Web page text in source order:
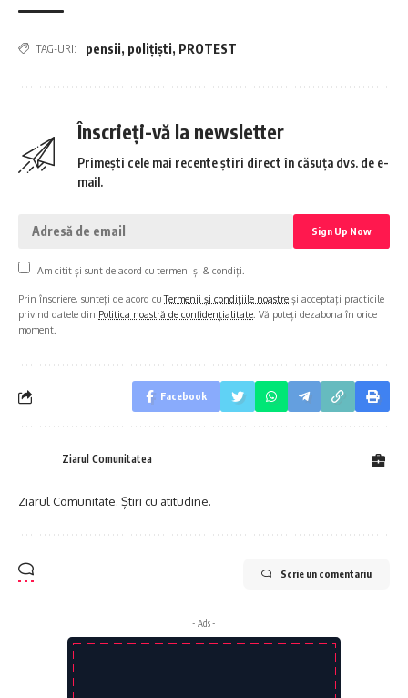
TAG-URI: pensii, polițiști, PROTEST
Înscrieți-vă la newsletter
Primești cele mai recente știri direct în căsuța dvs. de e-
mail.
Am citit și sunt de acord cu termeni și & condiți.
Prin înscriere, sunteți de acord cuTermenii și condițiile noastre și acceptați practicile
privind datele din Politica noastră de confidențialitate . Vă puteți dezabona în orice
moment.
Facebook
Ziarul Comunitatea
Ziarul Comunitate. Știri cu atitudine.
Scrie un comentariu
- Ads -